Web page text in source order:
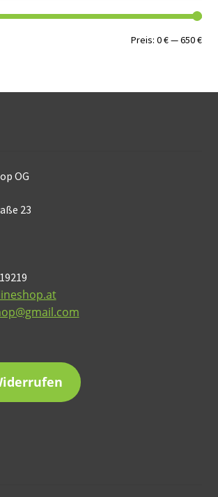
Min.
Preis:0 €—650 €
OG
23